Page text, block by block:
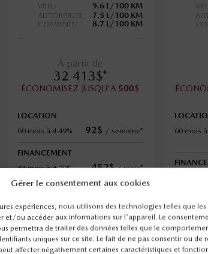
Gérer le consentement aux cookies
expériences, nous utilisons des technologies telles que les
et/ou accéder aux informations sur l'appareil. Le
permettra de traiter des données telles que le
uniques sur ce site. Le fait de ne pas consentir ou de
affecter négativement certaines caractéristiques et
VILLE:
9.6 L/100 KM
AUTOROUTE:
7.5 L/100 KM
COMBINÉE:
8.7 L/100 KM
À partir de
32 413$*
ÉCONOMISEZ JUSQU'À 500$
LOCATION
60 mois à 4.49%
92$ / semaine*
FINANCEMENT
84 mois à 4.99%
452$ /mois*
PLUS DE DÉTAILS
60 mois